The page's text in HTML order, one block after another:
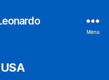
Menu
USA